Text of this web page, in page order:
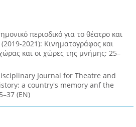
περιοδικό για το θέατρο και
2021): Κινηματογράφος και
και οι χώρες της μνήμης; 25–
Journal for Theatre and
a country's memory anf the
(EN)